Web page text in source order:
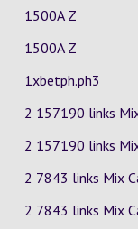
1500A Z
1500A Z
1xbetph.ph3
2 157190 links
2 157190 links
2 7843 links Mix
2 7843 links Mix